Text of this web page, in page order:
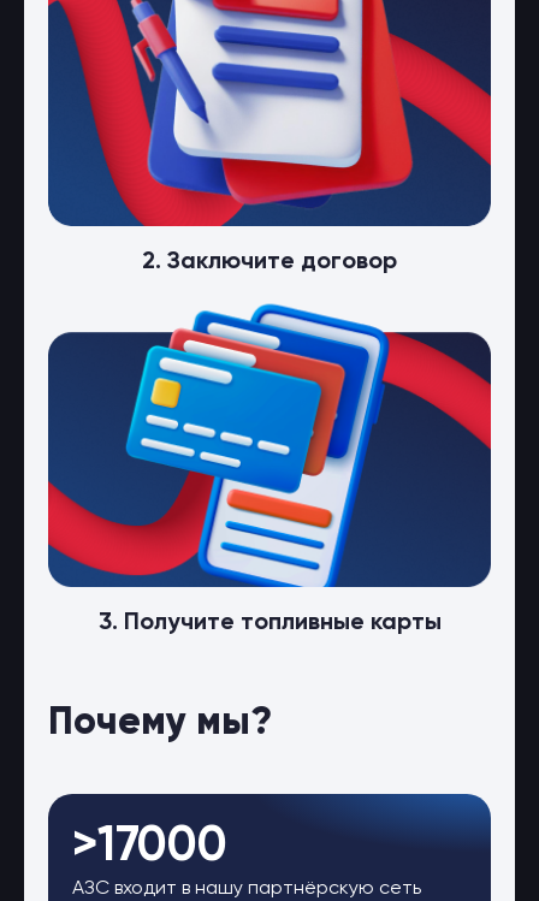
2. Заключите договор
3. Получите топливные карты
Почему мы?
>17000
АЗС входит в нашу партнёрскую сеть